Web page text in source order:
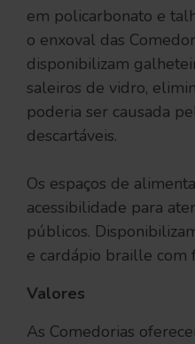
em policarbonato e
o enxoval das
disponibilizam
saleiros de vidro,
poderia ser causada
descartáveis.
Os espaços de
acessibilidade para
públicos.
e cardápio braille com
Valores
As Comedorias